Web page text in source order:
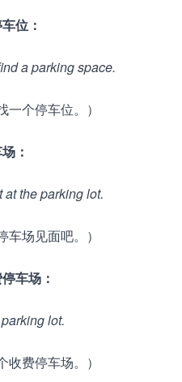
位：
a parking space.
一个停车位。）
：
at the parking lot.
车场见面吧。）
车场：
lot.
收费停车场。）